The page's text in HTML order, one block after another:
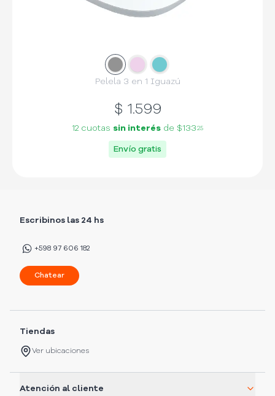
Slide Slide 2
Slide
Pelela 3 en 1 Iguazú
$ 1.599
12 cuotas sin interés de $133 25
Envío gratis
Escribinos las 24 hs
+598 97 606 182
Chatear
Tiendas
Ver ubicaciones
Atención al cliente